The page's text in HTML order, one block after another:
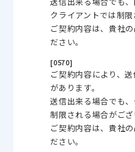
クライアントでは制限
ご契約内容は、貴社
ださい。
[0570]
ご契約内容により、
があります。
送信出来る場合でも
制限される場合がござ
ご契約内容は、貴社
ださい。